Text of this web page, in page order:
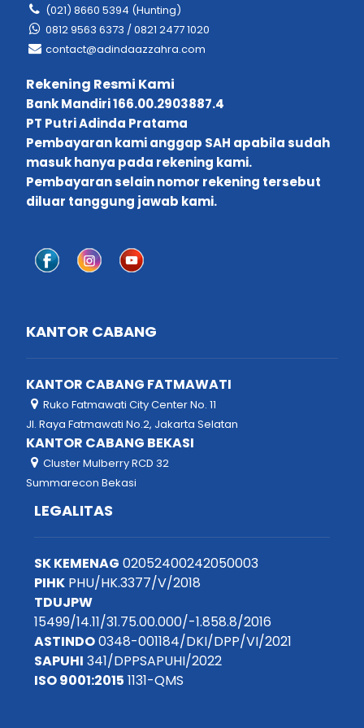
(021) 8660 5394 (Hunting)
0812 9563 6373 / 0821 2477 1020
contact@adindaazzahra.com
Rekening Resmi Kami
Bank Mandiri 166.00.2903887.4
PT Putri Adinda Pratama
Pembayaran kami anggap SAH apabila sudah
masuk hanya pada rekening kami.
Pembayaran selain nomor rekening tersebut
diluar tanggung jawab kami.
KANTOR CABANG
KANTOR CABANG FATMAWATI
Ruko Fatmawati City Center No. 11
Jl. Raya Fatmawati No.2, Jakarta Selatan
KANTOR CABANG BEKASI
Cluster Mulberry RCD 32
Summarecon Bekasi
LEGALITAS
SK KEMENAG 02052400242050003
PIHK PHU/HK.3377/V/2018
TDUJPW
15499/14.11/31.75.00.000/-1.858.8/2016
ASTINDO0348-001184/DKI/DPP/VI/2021
SAPUHI 341/DPPSAPUHI/2022
ISO 9001:2015 1131-QMS